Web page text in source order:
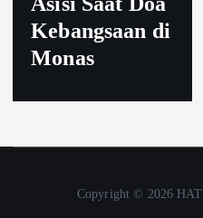
Kebangsaan di
Monas
Copyright © 2026